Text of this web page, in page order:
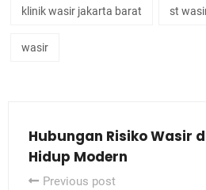
klinik wasir jakarta barat st
wasir
Hubungan Risiko Wasir
Hidup Modern
Previous post